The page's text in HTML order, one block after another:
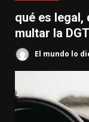
qué es legal,
multar la
El mundo lo